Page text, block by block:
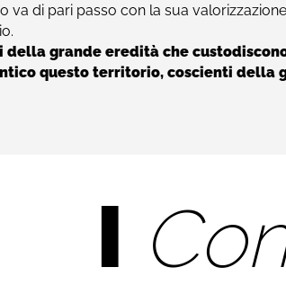
va di pari passo con la sua
della grande eredità che
questo territorio, coscienti della
I